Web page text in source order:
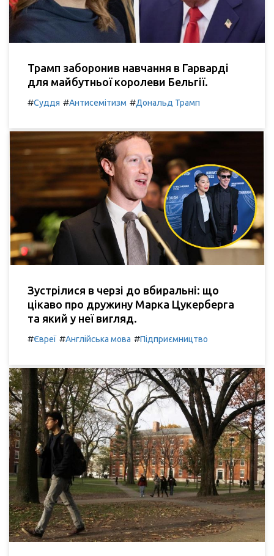
Трамп заборонив навчання в Гарварді
для майбутньої королеви Бельгії.
#Суддя #Антисемітизм #Дональд Трамп
Зустрілися в черзі до вбиральні: що
цікаво про дружину Марка Цукерберга
та який у неї вигляд.
#Євреї #Англійська мова #Підприємництво